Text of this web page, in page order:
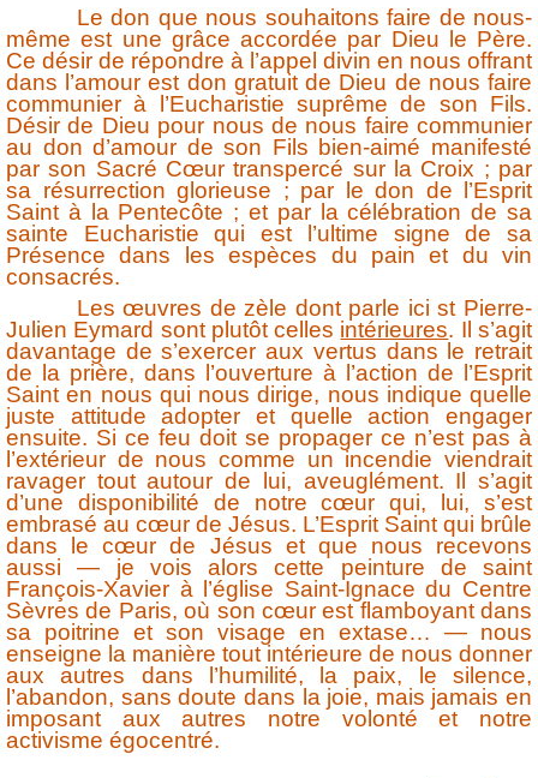
Le don que nous souhaitons faire de nous-
même est une grâce accordée par Dieu le Père.
Ce désir de répondre à l’appel divin en nous offrant
dans l’amour est don gratuit de Dieu de nous faire
communier à l’Eucharistie suprême de son Fils.
Désir de Dieu pour nous de nous faire communier
au don d’amour de son Fils bien-aimé manifesté
par son Sacré Cœur transpercé sur la Croix ; par
sa résurrection glorieuse ; par le don de l’Esprit
Saint à la Pentecôte ; et par la célébration de sa
sainte Eucharistie qui est l’ultime signe de sa
Présence dans les espèces du pain et du vin
consacrés.
Les œuvres de zèle dont parle ici st Pierre-
Julien Eymard sont plutôt celles intérieures. Il s’agit
davantage de s’exercer aux vertus dans le retrait
de la prière, dans l’ouverture à l’action de l’Esprit
Saint en nous qui nous dirige, nous indique quelle
juste attitude adopter et quelle action engager
ensuite. Si ce feu doit se propager ce n’est pas à
l’extérieur de nous comme un incendie viendrait
ravager tout autour de lui, aveuglément. Il s’agit
d’une disponibilité de notre cœur qui, lui, s’est
embrasé au cœur de Jésus. L’Esprit Saint qui brûle
dans le cœur de Jésus et que nous recevons
aussi — je vois alors cette peinture de saint
François-Xavier à l’église Saint-Ignace du Centre
Sèvres de Paris, où son cœur est flamboyant dans
sa poitrine et son visage en extase…­ — nous
enseigne la manière tout intérieure de nous donner
aux autres dans l’humilité, la paix, le silence,
l’abandon, sans doute dans la joie, mais jamais en
imposant aux autres notre volonté et notre
activisme égocentré.